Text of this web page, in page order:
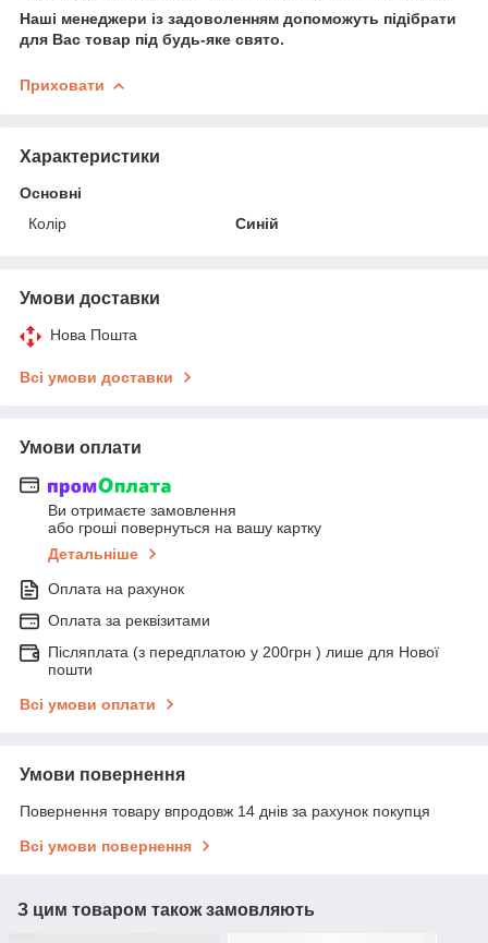
Наші менеджери із задоволенням допоможуть підібрати
для Вас товар під будь-яке свято.
Приховати
Характеристики
Основні
Колір
Синій
Умови доставки
Нова Пошта
Всі умови доставки
Умови оплати
Ви отримаєте замовлення
або гроші повернуться на вашу картку
Детальніше
Оплата на рахунок
Оплата за реквізитами
Післяплата (з передплатою у 200грн ) лише для Нової
пошти
Всі умови оплати
Умови повернення
Повернення товару впродовж 14 днів за рахунок покупця
Всі умови повернення
З цим товаром також замовляють